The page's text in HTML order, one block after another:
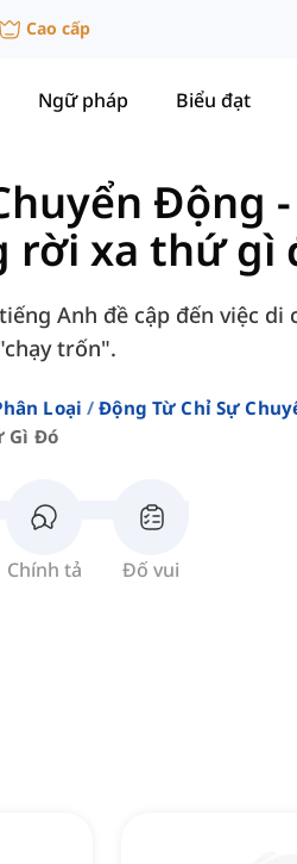
Cao cấp
Ngữ pháp Biểu đạt
Động -
rời xa thứ gì
Anh đề cập đến việc di
trốn".
Loại
Động Từ Chỉ Sự
Gì Đó
Chính tả Đố vui